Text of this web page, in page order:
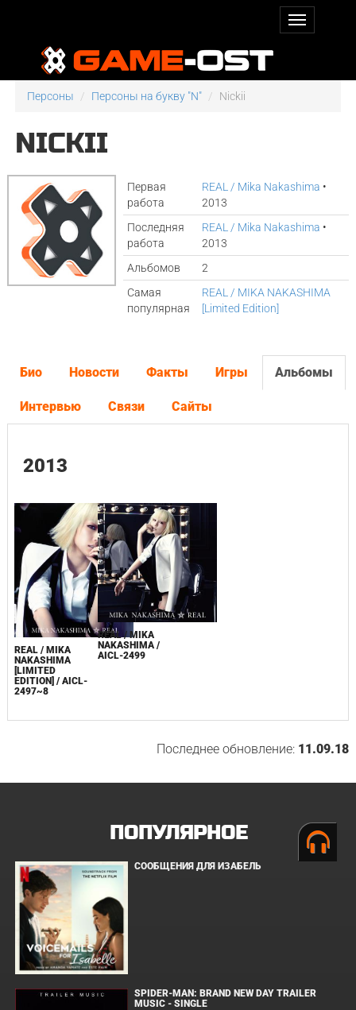
Персоны Персоны на букву "N" Nickii
NICKII
Первая
работа
REAL / Mika Nakashima •
2013
Последняя
работа
REAL / Mika Nakashima •
2013
Альбомов
2
Самая
популярная
REAL / MIKA NAKASHIMA
[Limited Edition]
Био Новости Факты Игры Альбомы
Интервью Связи Сайты
2013
REAL / MIKA
NAKASHIMA
[LIMITED
EDITION] / AICL-
2497~8
REAL / MIKA
NAKASHIMA /
AICL-2499
Последнее обновление: 11.09.18
ПОПУЛЯРНОЕ
СООБЩЕНИЯ ДЛЯ ИЗАБЕЛЬ
SPIDER-MAN: BRAND NEW DAY TRAILER
MUSIC - SINGLE